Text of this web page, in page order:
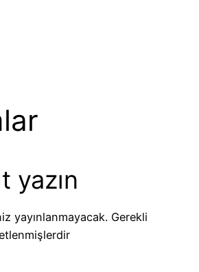
yazın
yayınlanmayacak. Gerekli